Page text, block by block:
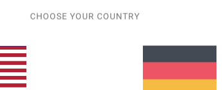
CHOOSE YOUR COUNTRY